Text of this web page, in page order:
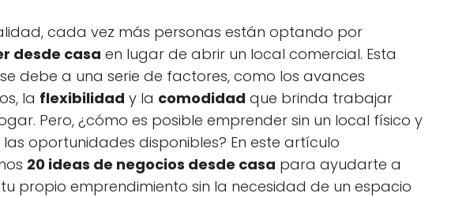
cada vez más personas están optando por
desde casa en lugar de abrir un local comercial. Esta
debe a una serie de factores, como los avances
la flexibilidad y la comodidad que brinda trabajar
Pero, ¿cómo es posible emprender sin un local físico y
oportunidades disponibles? En este artículo
20 ideas de negocios desde casa para ayudarte a
propio emprendimiento sin la necesidad de un espacio